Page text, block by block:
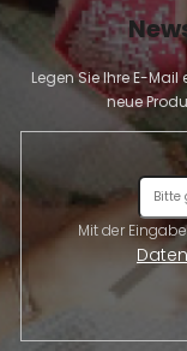
Legen Sie Ihre E-
neue